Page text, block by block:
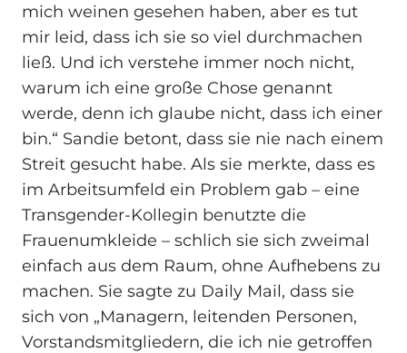
mich weinen gesehen haben, aber es tut
mir leid, dass ich sie so viel durchmachen
ließ. Und ich verstehe immer noch nicht,
warum ich eine große Chose genannt
werde, denn ich glaube nicht, dass ich einer
bin.“ Sandie betont, dass sie nie nach einem
Streit gesucht habe. Als sie merkte, dass es
im Arbeitsumfeld ein Problem gab – eine
Transgender-Kollegin benutzte die
Frauenumkleide – schlich sie sich zweimal
einfach aus dem Raum, ohne Aufhebens zu
machen. Sie sagte zu Daily Mail, dass sie
sich von „Managern, leitenden Personen,
Vorstandsmitgliedern, die ich nie getroffen